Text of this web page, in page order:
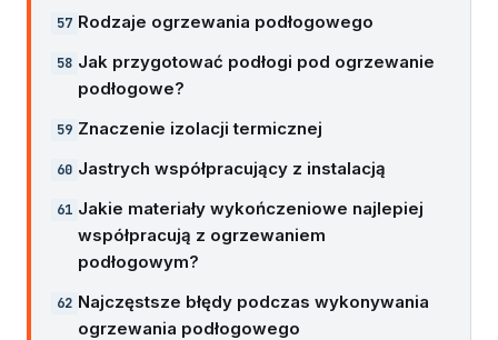
Rodzaje ogrzewania podłogowego
Jak przygotować podłogi pod ogrzewanie
podłogowe?
Znaczenie izolacji termicznej
Jastrych współpracujący z instalacją
Jakie materiały wykończeniowe najlepiej
współpracują z ogrzewaniem
podłogowym?
Najczęstsze błędy podczas wykonywania
ogrzewania podłogowego